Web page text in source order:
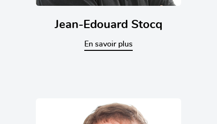
Jean-Edouard Stocq
En savoir plus